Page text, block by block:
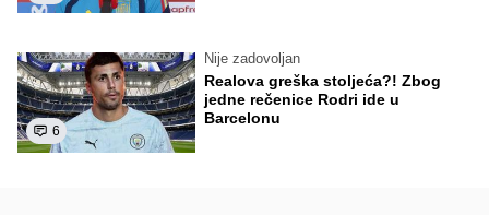
6
Nije zadovoljan
Realova greška stoljeća?! Zbog
jedne rečenice Rodri ide u
Barcelonu